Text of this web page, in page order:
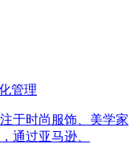
管理
于时尚服饰、美学家
通过亚马逊、